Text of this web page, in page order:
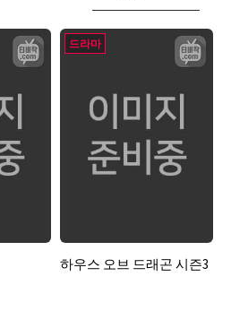
드라마
하우스 오브 드래곤 시즌3